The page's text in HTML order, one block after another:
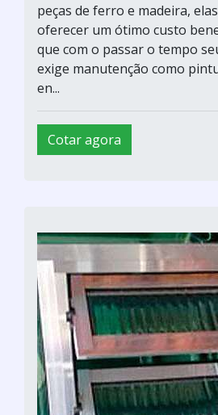
peças de ferro e madeira,
oferecer um ótimo custo
que com o passar o tempo
exige manutenção como
en...
Cotar agora